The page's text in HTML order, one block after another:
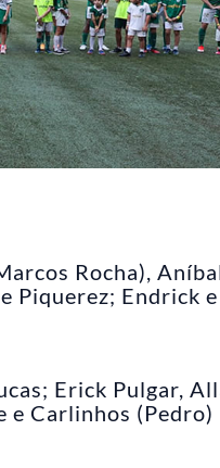
Rocha),
Piquerez; Endrick e
Erick Pulgar,
e Carlinhos (Pedro)